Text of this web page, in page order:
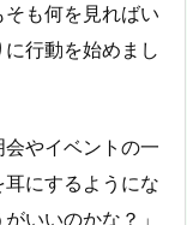
も何を見ればい
行動を始めまし
やイベントの一
にするようにな
いいのかな？」